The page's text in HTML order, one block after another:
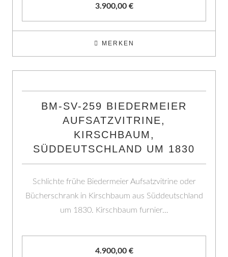
3.900,00 €
MERKEN
BM-SV-259 BIEDERMEIER
AUFSATZVITRINE,
KIRSCHBAUM,
SÜDDEUTSCHLAND UM 1830
Schlichte frühe Biedermeier Aufsatzvitrine oder
Bücherschrank in Kirschbaum aus Süddeutschland
um 1830. Kirschbaum furnier…
4.900,00 €